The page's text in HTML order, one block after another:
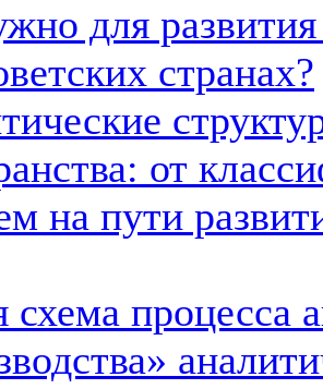
для
странах?
от
на пути
процесса